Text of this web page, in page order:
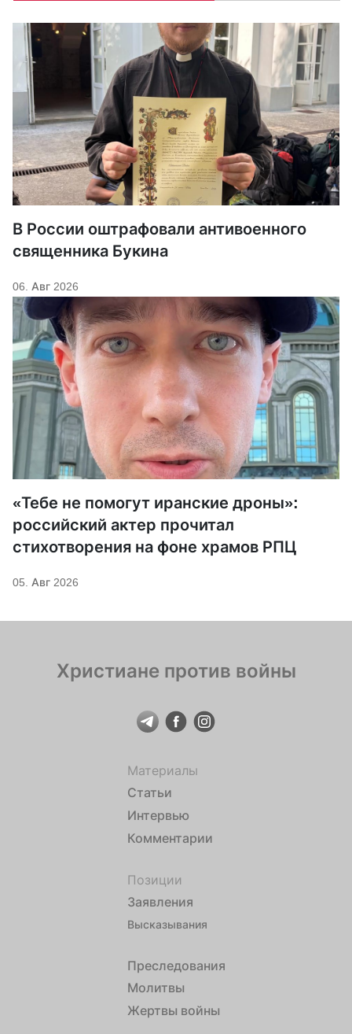
В России оштрафовали антивоенного
священника Букина
06. Авг 2026
«Тебе не помогут иранские дроны»:
российский актер прочитал
стихотворения на фоне храмов РПЦ
05. Авг 2026
Христиане против войны
Материалы
Статьи
Интервью
Комментарии
Позиции
Заявления
Высказывания
Преследования
Молитвы
Жертвы войны